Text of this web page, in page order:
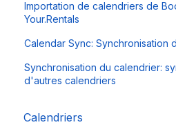
Importation de calendriers de
Your.Rentals
Calendar Sync: Synchronisation
Synchronisation du calendrier:
d'autres calendriers
Calendriers